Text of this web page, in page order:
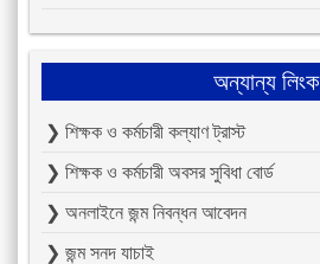
অন্যান্য লিংক
❯ শিক্ষক ও কর্মচারী কল্যাণ ট্রাস্ট
❯ শিক্ষক ও কর্মচারী অবসর সুবিধা বোর্ড
❯ অনলাইনে জন্ম নিবন্ধন আবেদন
❯ জন্ম সনদ যাচাই